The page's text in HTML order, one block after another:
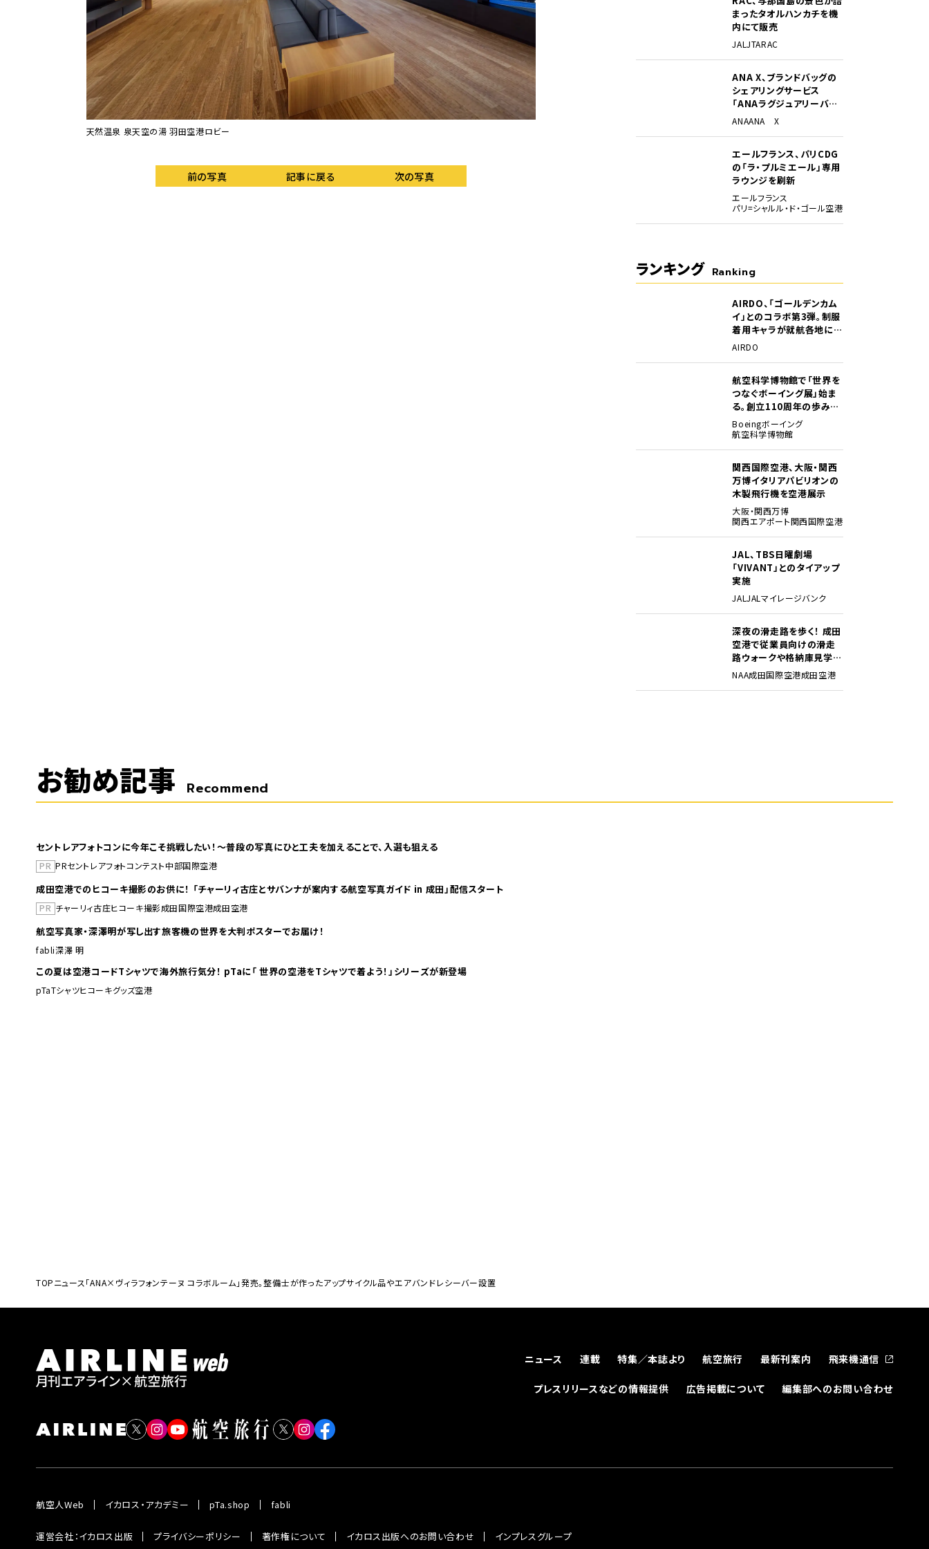
天然温泉 泉天空の湯 羽田空港ロビー
前の写真 記事に戻る 次の写真
まったタオルハンカチを機
内にて販売
JALJTARAC
ANA X、ブランドバッグの
シェアリングサービス
「ANAラグジュアリーバッ
グ」開始
ANAANA X
エールフランス、パリCDG
の「ラ・プルミエール」専用
ラウンジを刷新
エールフランス
パリ=シャルル・ド・ゴール空港
ランキング Ranking
AIRDO、「ゴールデンカム
イ」とのコラボ第3弾。制服
着用キャラが就航各地に登
場
AIRDO
航空科学博物館で「世界を
つなぐボーイング展」始ま
る。創立110周年の歩みを
貴重な資料でたどる
Boeingボーイング
航空科学博物館
関西国際空港、大阪・関西
万博イタリアパビリオンの
木製飛行機を空港展示
大阪・関西万博
関西エアポート関西国際空港
JAL、TBS日曜劇場
「VIVANT」とのタイアップ
実施
JALJALマイレージバンク
深夜の滑走路を歩く！ 成田
空港で従業員向けの滑走
路ウォークや格納庫見学イ
ベントを初開催
NAA成田国際空港成田空港
お勧め記事 Recommend
セントレアフォトコンに今年こそ挑戦したい！～普段の写真にひと工夫を加えることで、入選も狙える
PR PRセントレアフォトコンテスト中部国際空港
成田空港でのヒコーキ撮影のお供に！ 「チャーリィ古庄とサバンナが案内する航空写真ガイド in 成田」配信スタート
PR チャーリィ古庄ヒコーキ撮影成田国際空港成田空港
航空写真家・深澤明が写し出す旅客機の世界を大判ポスターでお届け！
fabli深澤 明
この夏は空港コードTシャツで海外旅行気分！ pTaに「 世界の空港をTシャツで着よう！」シリーズが新登場
pTaTシャツヒコーキグッズ空港
TOPニュース 「ANA×ヴィラフォンテーヌ コラボルーム」発売。整備士が作ったアップサイクル品やエアバンドレシーバー設置
ニュース 連載 特集／本誌より 航空旅行 最新刊案内 飛来機通信
プレスリリースなどの情報提供 広告掲載について 編集部へのお問い合わせ
航空人Web イカロス・アカデミー pTa.shop fabli
運営会社：イカロス出版 プライバシーポリシー 著作権について イカロス出版へのお問い合わせ インプレスグループ